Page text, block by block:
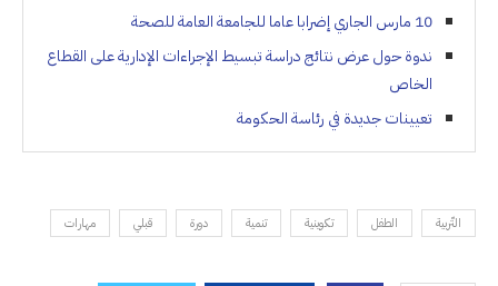
10 مارس الجاري إضرابا عاما للجامعة العامة للصحة
ندوة حول عرض نتائج دراسة تبسيط الإجراءات الإدارية على القطاع
الخاص
تعيينات جديدة في رئاسة الحكومة
التّربية الطفل تكوينية تنمية دورة قبلي مهارات